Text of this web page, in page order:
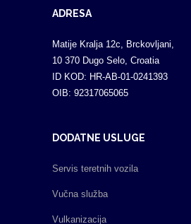
ADRESA
Matije Kralja 12c, Brckovljani,
10 370 Dugo Selo, Croatia
ID KOD: HR-AB-01-0241393
OIB: 92317065065
DODATNE USLUGE
Servis teretnih vozila
Vučna služba
Vulkanizacija